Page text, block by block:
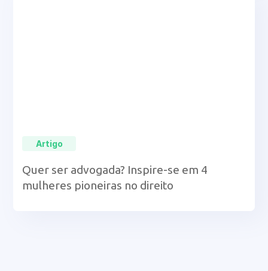
Artigo
Quer ser advogada? Inspire-se em 4
mulheres pioneiras no direito